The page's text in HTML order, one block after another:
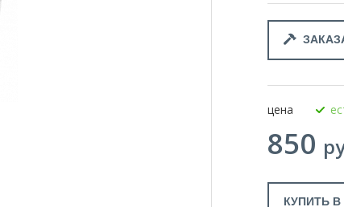
цена
850
КУПИТЬ В